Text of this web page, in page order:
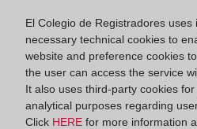
presenciar en directo
Espacio Registradores,
siguiente dirección:
https://
registradores
El Colegio de Registradores uses
necessary technical cookies to
website and preference cookies
the user can access the service
It also uses third-party cookies
analytical purposes regarding
Click HERE for more information